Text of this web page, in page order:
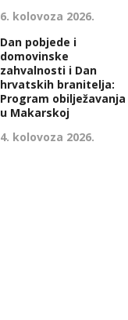
6. kolovoza 2026.
Dan pobjede i
domovinske
zahvalnosti i Dan
hrvatskih branitelja:
Program obilježavanja
u Makarskoj
4. kolovoza 2026.